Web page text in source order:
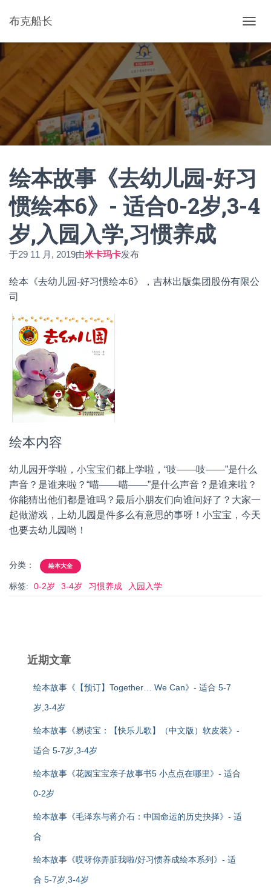
布克船长
换
航
绘本故事《去幼儿园-好习
惯绘本6》- 适合0-2岁,3-4
岁,入园入学,习惯养成
于29 11 月, 2019由米卡玛卡发布
绘本《去幼儿园-好习惯绘本6》，吉林出版集团股份有限公
司
绘本内容
幼儿园开学啦，小宝宝们都上学啦，“吱——吱——”是什么
声音？是谁来啦？“喵——喵——”是什么声音？是谁来啦？
你能猜出他们都是谁吗？最后小朋友们向谁问好了？大家一
起做游戏，上幼儿园是件多么有意思的事呀！小宝宝，今天
也要去幼儿园哟！
分类： 绘本大全
标签: 0-2岁 3-4岁 习惯养成 入园入学
近期文章
绘本故事《【预订】Together… We Can》- 适合 5-7
岁,3-4岁
绘本故事《易读宝：【快乐儿歌】（中文版）软皮装》-
适合 5-7岁,3-4岁
绘本故事《花园宝宝亲子故事书5 小点点在哪里》- 适合
0-2岁
绘本故事《毛泽东与蒋介石：中国命运的历史抉择》- 适
合
绘本故事《哎呀你弄脏我啦/好习惯养成绘本系列》- 适
合 5-7岁,3-4岁